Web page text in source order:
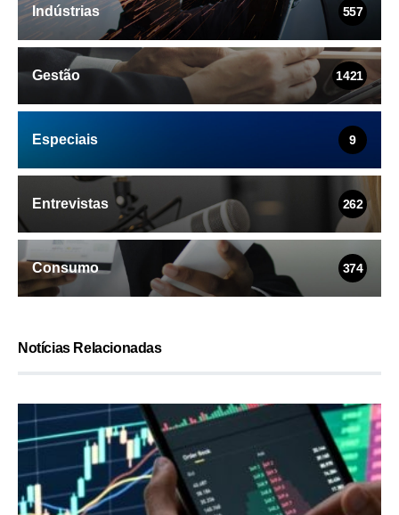
Indústrias 557
Gestão 1421
Especiais 9
Entrevistas 262
Consumo 374
Notícias Relacionadas